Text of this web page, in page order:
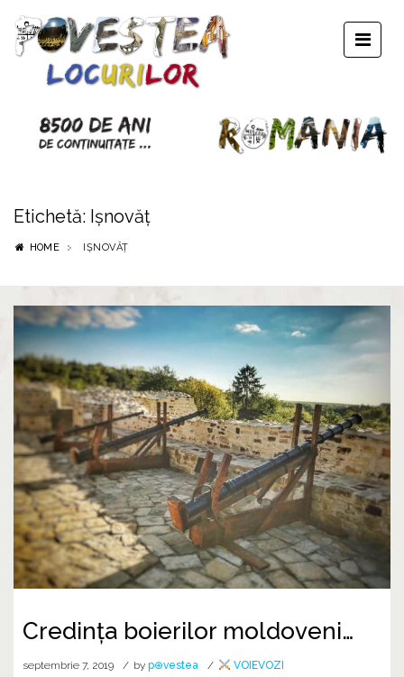
Etichetă: Ișnovăț
HOME IȘNOVĂȚ
Credința boierilor moldoveni…
septembrie 7, 2019 by p⊕vestea VOIEVOZI